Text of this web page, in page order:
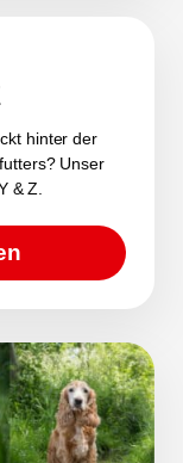
hinter der
Unser
& Z.